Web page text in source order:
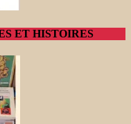
ET HISTOIRES